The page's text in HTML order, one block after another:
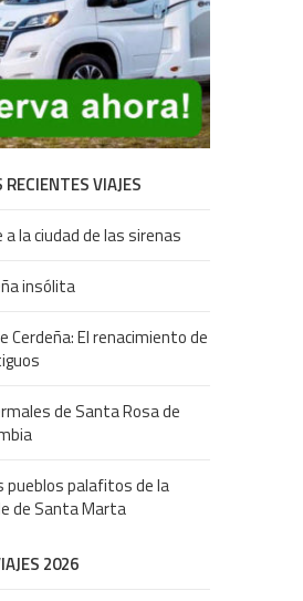
VIAJES
la ciudad de las sirenas
insólita
Cerdeña: El renacimiento de
de Santa Rosa de
pueblos palafitos de la
de Santa Marta
2026